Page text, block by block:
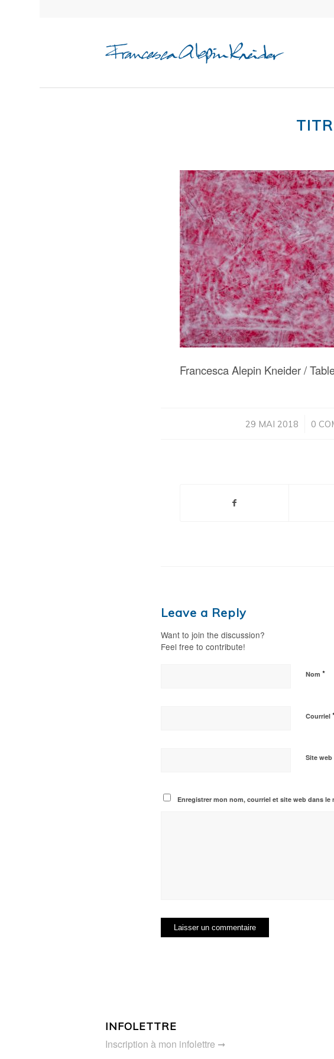
Francesca Alepin Kneider /
29 MAI 2018
/ 0
Leave a Reply
Want to join the discussion?
Feel free to contribute!
Nom *
Courriel
Site web
Enregistrer mon nom, courriel et site web dans
INFOLETTRE
Inscription à mon infolettre ➞